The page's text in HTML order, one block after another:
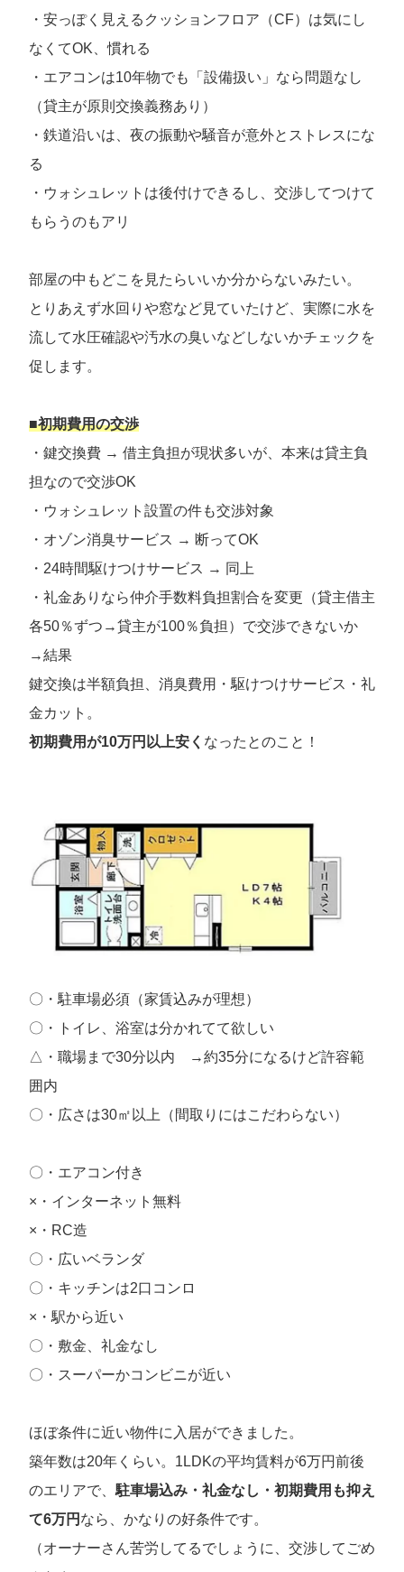
・安っぽく見えるクッションフロア（CF）は気にし
なくてOK、慣れる
・エアコンは10年物でも「設備扱い」なら問題なし
（貸主が原則交換義務あり）
・鉄道沿いは、夜の振動や騒音が意外とストレスにな
る
・ウォシュレットは後付けできるし、交渉してつけて
もらうのもアリ
部屋の中もどこを見たらいいか分からないみたい。
とりあえず水回りや窓など見ていたけど、実際に水を
流して水圧確認や汚水の臭いなどしないかチェックを
促します。
■初期費用の交渉
・鍵交換費 → 借主負担が現状多いが、本来は貸主負
担なので交渉OK
・ウォシュレット設置の件も交渉対象
・オゾン消臭サービス → 断ってOK
・24時間駆けつけサービス → 同上
・礼金ありなら仲介手数料負担割合を変更（貸主借主
各50％ずつ→貸主が100％負担）で交渉できないか
→結果
鍵交換は半額負担、消臭費用・駆けつけサービス・礼
金カット。
初期費用が10万円以上安く なったとのこと！
〇・駐車場必須（家賃込みが理想）
〇・トイレ、浴室は分かれてて欲しい
△・職場まで30分以内 →約35分になるけど許容範
囲内
〇・広さは30㎡以上（間取りにはこだわらない）
〇・エアコン付き
×・インターネット無料
×・RC造
〇・広いベランダ
〇・キッチンは2口コンロ
×・駅から近い
〇・敷金、礼金なし
〇・スーパーかコンビニが近い
ほぼ条件に近い物件に入居ができました。
築年数は20年くらい。1LDKの平均賃料が6万円前後
のエリアで、 駐車場込み・礼金なし・初期費用も抑え
て6万円 なら、かなりの好条件です。
（オーナーさん苦労してるでしょうに、交渉してごめ